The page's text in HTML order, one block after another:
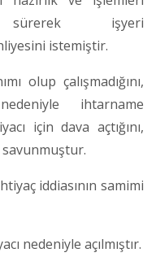
sürerek işyeri
istemiştir.
olup çalışmadığını,
ihtarname
için dava açtığını,
iddiasının samimi
nedeniyle açılmıştır.